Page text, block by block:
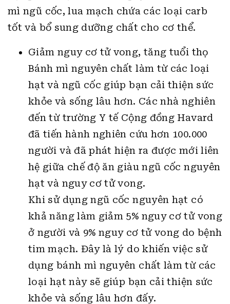
mì ngũ cốc, lua mạch chứa các loại carb
tốt và bổ sung dưỡng chất cho cơ thể.
Giảm nguy cơ tử vong, tăng tuổi thọ
Bánh mì nguyên chất làm từ các loại
hạt và ngũ cốc giúp bạn cải thiện sức
khỏe và sống lâu hơn. Các nhà nghiên
đến từ trường Y tế Cộng đồng Havard
đã tiến hành nghiên cứu hơn 100.000
người và đã phát hiện ra được mới liên
hệ giữa chế độ ăn giàu ngũ cốc nguyên
hạt và nguy cơ tử vong.
Khi sử dụng ngũ cốc nguyên hạt có
khả năng làm giảm 5% nguy cơ tử vong
ở người và 9% nguy cơ tử vong do bệnh
tim mạch. Đây là lý do khiến việc sử
dụng bánh mì nguyên chất làm từ các
loại hạt này sẽ giúp bạn cải thiện sức
khỏe và sống lâu hơn đấy.